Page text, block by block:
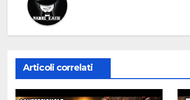
Articoli correlati